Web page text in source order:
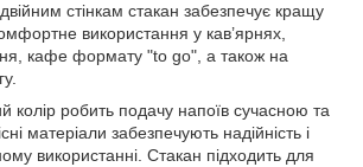
стінкам стакан забезпечує кращу
використання у кав’ярнях,
кафе формату "to go", а також на
колір робить подачу напоїв сучасною та
матеріали забезпечують надійність і
використанні. Стакан підходить для